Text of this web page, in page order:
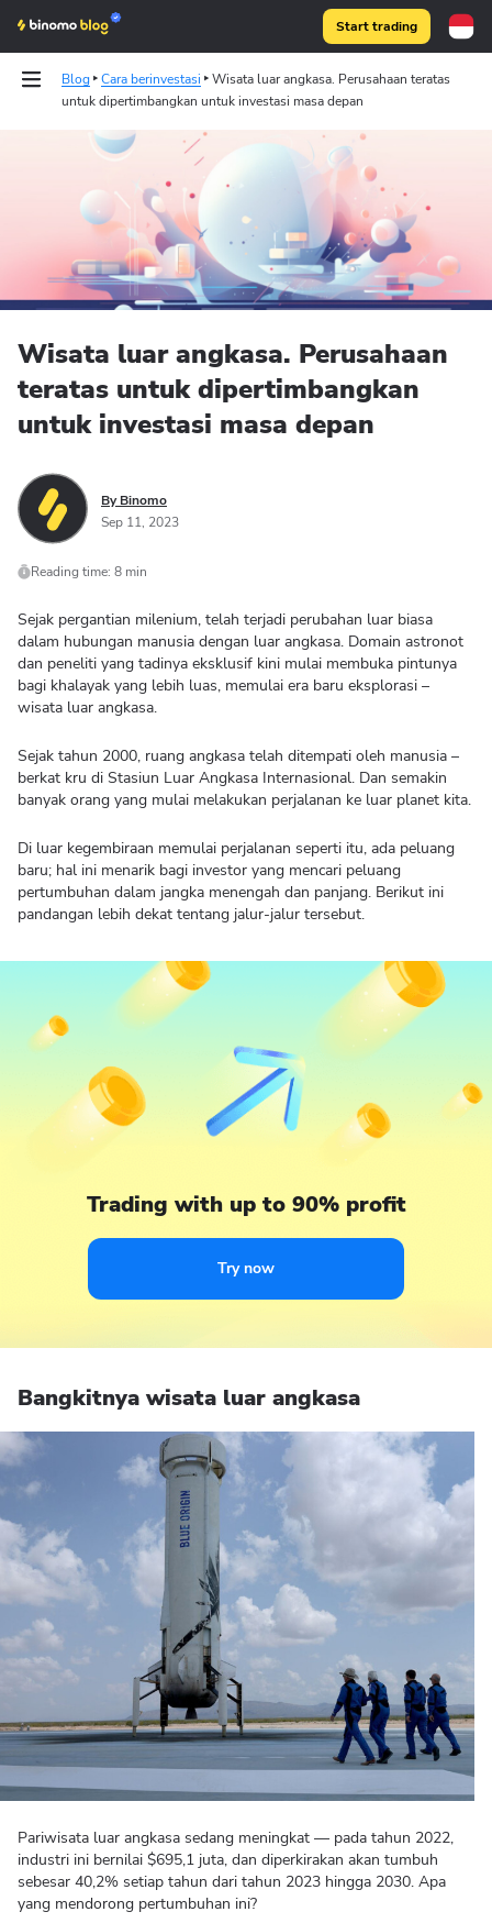
Start trading
Blog Cara berinvestasi
Wisata luar angkasa. Perusahaan teratas
untuk dipertimbangkan untuk investasi masa depan
Binomo on Telegram
Wisata luar angkasa. Perusahaan
teratas untuk dipertimbangkan
untuk investasi masa depan
By Binomo
Sep 11, 2023
Reading time: 8 min
Sejak pergantian milenium, telah terjadi perubahan luar biasa
dalam hubungan manusia dengan luar angkasa. Domain astronot
dan peneliti yang tadinya eksklusif kini mulai membuka pintunya
bagi khalayak yang lebih luas, memulai era baru eksplorasi –
wisata luar angkasa.
Sejak tahun 2000, ruang angkasa telah ditempati oleh manusia –
berkat kru di Stasiun Luar Angkasa Internasional. Dan semakin
banyak orang yang mulai melakukan perjalanan ke luar planet kita.
Di luar kegembiraan memulai perjalanan seperti itu, ada peluang
baru; hal ini menarik bagi investor yang mencari peluang
pertumbuhan dalam jangka menengah dan panjang. Berikut ini
pandangan lebih dekat tentang jalur-jalur tersebut.
Trading with up to 90% profit
Try now
Bangkitnya wisata luar angkasa
Pariwisata luar angkasa sedang meningkat — pada tahun 2022,
industri ini bernilai $695,1 juta, dan diperkirakan akan tumbuh
sebesar 40,2% setiap tahun dari tahun 2023 hingga 2030. Apa
yang mendorong pertumbuhan ini?